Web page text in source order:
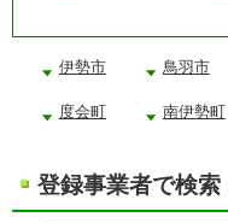
伊勢市 鳥羽市
度会町 南伊勢町
登録事業者で検索